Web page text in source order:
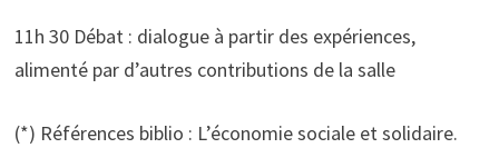
11h 30 Débat : dialogue à partir des expériences,
alimenté par d’autres contributions de la salle
(*) Références biblio : L’économie sociale et solidaire.